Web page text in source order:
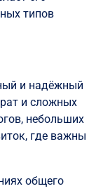
типов
и надёжный
и сложных
небольших
где важны
общего